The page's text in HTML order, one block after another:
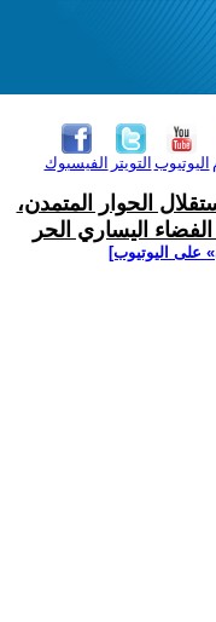
الفيسبوك التويتر اليوتيوب
الحوار المتمدن،
اليساري الحر
على اليوتيوب]